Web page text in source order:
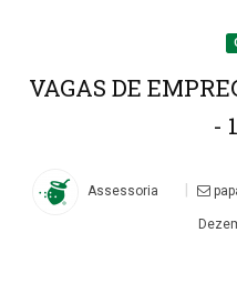
VAGAS DE
-
Assessoria |